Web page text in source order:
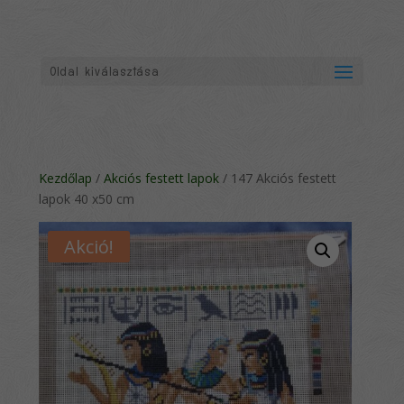
Oldal kiválasztása
Kezdőlap /Akciós festett lapok / 147 Akciós festett
lapok 40 x50 cm
Akció!